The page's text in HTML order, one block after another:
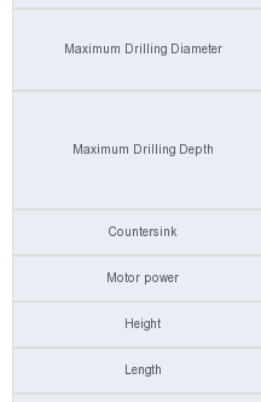
Maximum Drilling Diameter
Maximum Drilling Depth
Countersink
Motor power
Height
Length